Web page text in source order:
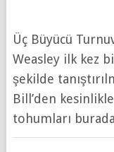
Üç Büyücü
Weasley ilk kez
şekilde
Bill’den
tohumları